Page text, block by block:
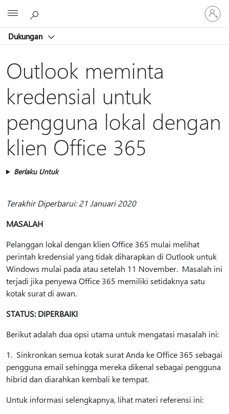
Dukungan
Masuk
ke
akun
Outlook meminta
kredensial untuk
pengguna lokal dengan
klien Office 365
Berlaku Untuk
Terakhir Diperbarui: 21 Januari 2020
MASALAH
Pelanggan lokal dengan klien Office 365 mulai melihat
perintah kredensial yang tidak diharapkan di Outlook untuk
Windows mulai pada atau setelah 11 November. Masalah ini
terjadi jika penyewa Office 365 memiliki setidaknya satu
kotak surat di awan.
STATUS: DIPERBAIKI
Berikut adalah dua opsi utama untuk mengatasi masalah ini:
1. Sinkronkan semua kotak surat Anda ke Office 365 sebagai
pengguna email sehingga mereka dikenal sebagai pengguna
hibrid dan diarahkan kembali ke tempat.
Untuk informasi selengkapnya, lihat materi referensi ini: